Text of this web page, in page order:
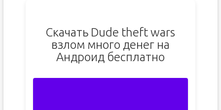
Скачать Dude theft wars
взлом много денег на
Андроид бесплатно